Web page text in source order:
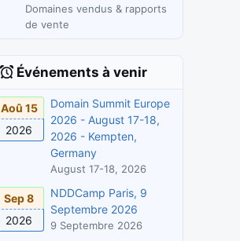
Domaines vendus & rapports
de vente
Événements à venir
Aoû 15
2026
Domain Summit Europe
2026 - August 17-18,
2026 - Kempten,
Germany
August 17-18, 2026
Sep 8
2026
NDDCamp Paris, 9
Septembre 2026
9 Septembre 2026